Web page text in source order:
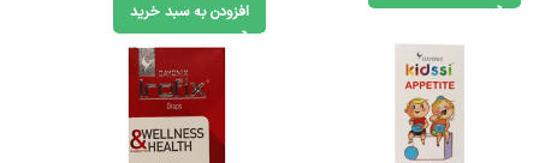
افزودن به سبد خرید